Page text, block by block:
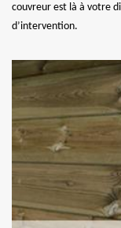
couvreur est là à votre
d’intervention.